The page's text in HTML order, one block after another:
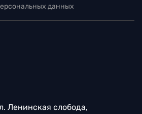
данных
Ленинская слобода,